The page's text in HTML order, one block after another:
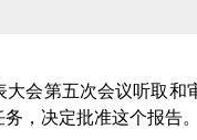
第五次会议听取和审
，决定批准这个报告。